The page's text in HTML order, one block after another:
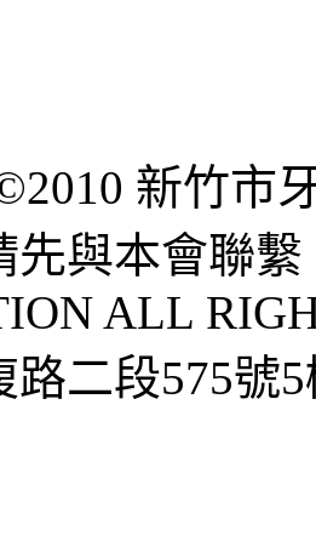
新竹市
先與本會聯
ALL
二段575號